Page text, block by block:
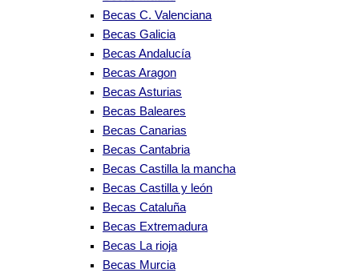
Becas C. Valenciana
Becas Galicia
Becas Andalucía
Becas Aragon
Becas Asturias
Becas Baleares
Becas Canarias
Becas Cantabria
Becas Castilla la mancha
Becas Castilla y león
Becas Cataluña
Becas Extremadura
Becas La rioja
Becas Murcia